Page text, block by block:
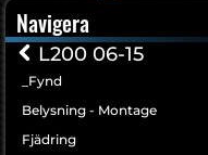
Navigera
L200 06-15
_Fynd
Belysning - Montage
Fjädring